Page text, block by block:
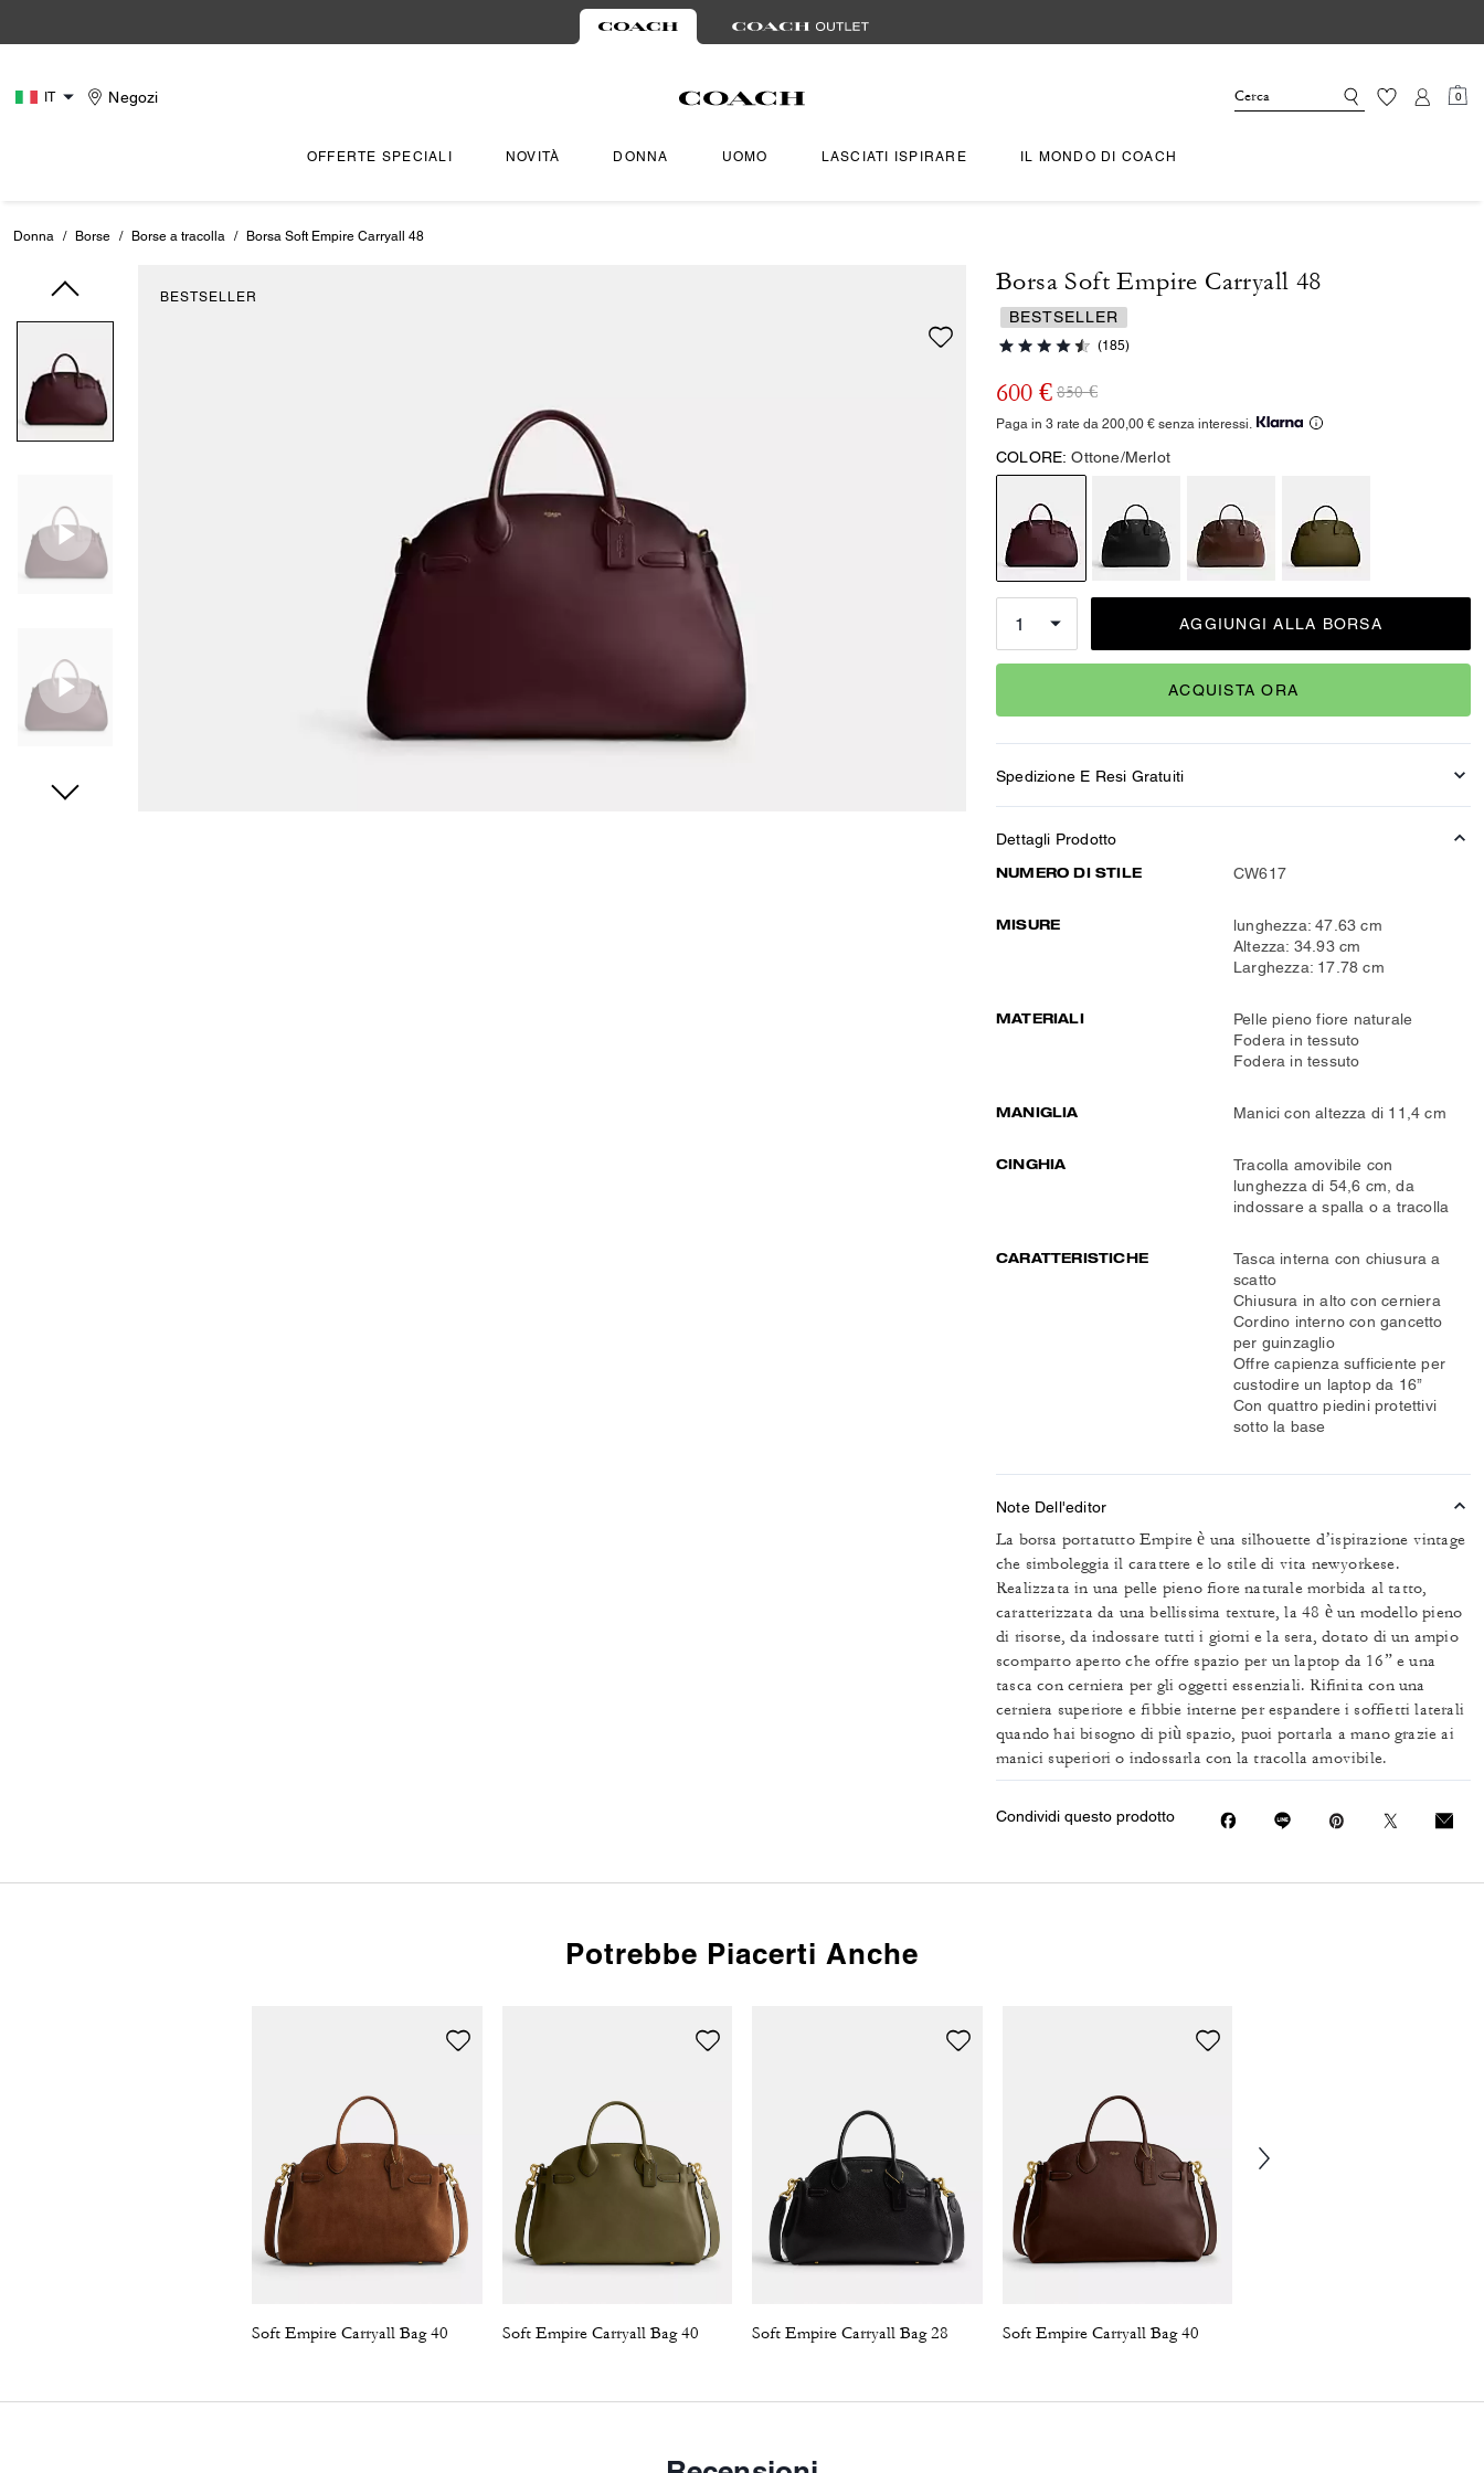
IT Negozi 0
OFFERTE SPECIALI NOVITÀ DONNA UOMO LASCIATI ISPIRARE IL MONDO DI COACH
Donna / Borse / Borse a tracolla / Borsa Soft Empire Carryall 48
BESTSELLER
Borsa Soft Empire Carryall 48
BESTSELLER
(185)
600 € 850 €
Paga in 3 rate da 200,00 € senza interessi.
COLORE: Ottone/Merlot
AGGIUNGI ALLA BORSA
ACQUISTA ORA
Spedizione E Resi Gratuiti
Dettagli Prodotto
NUMERO DI STILE
CW617
MISURE
lunghezza: 47.63 cm
Altezza: 34.93 cm
Larghezza: 17.78 cm
MATERIALI
Pelle pieno fiore naturale
Fodera in tessuto
Fodera in tessuto
MANIGLIA Manici con altezza di 11,4 cm
CINGHIA
Tracolla amovibile con
lunghezza di 54,6 cm, da
indossare a spalla o a tracolla
CARATTERISTICHE
Tasca interna con chiusura a
scatto
Chiusura in alto con cerniera
Cordino interno con gancetto
per guinzaglio
Offre capienza sufficiente per
custodire un laptop da 16’’
Con quattro piedini protettivi
sotto la base
Note Dell'editor
La borsa portatutto Empire è una silhouette d’ispirazione vintage
che simboleggia il carattere e lo stile di vita newyorkese.
Realizzata in una pelle pieno fiore naturale morbida al tatto,
caratterizzata da una bellissima texture, la 48 è un modello pieno
di risorse, da indossare tutti i giorni e la sera, dotato di un ampio
scomparto aperto che offre spazio per un laptop da 16” e una
tasca con cerniera per gli oggetti essenziali. Rifinita con una
cerniera superiore e fibbie interne per espandere i soffietti laterali
quando hai bisogno di più spazio, puoi portarla a mano grazie ai
manici superiori o indossarla con la tracolla amovibile.
Condividi questo prodotto
Potrebbe Piacerti Anche
Soft Empire Carryall Bag 40 Soft Empire Carryall Bag 40 Soft Empire Carryall Bag 28 Soft Empire Carryall Bag 40